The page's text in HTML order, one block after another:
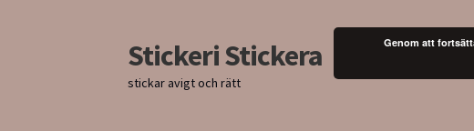
Hoppa
till
navigering
Hoppa
till
innehåll
Stickeri Stickera
stickar avigt och rätt
Genom att